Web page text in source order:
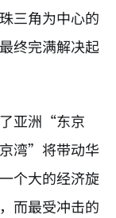
三角为中心的
终完满解决起
亚洲“东京
湾”将带动华
个大的经济旋
而最受冲击的